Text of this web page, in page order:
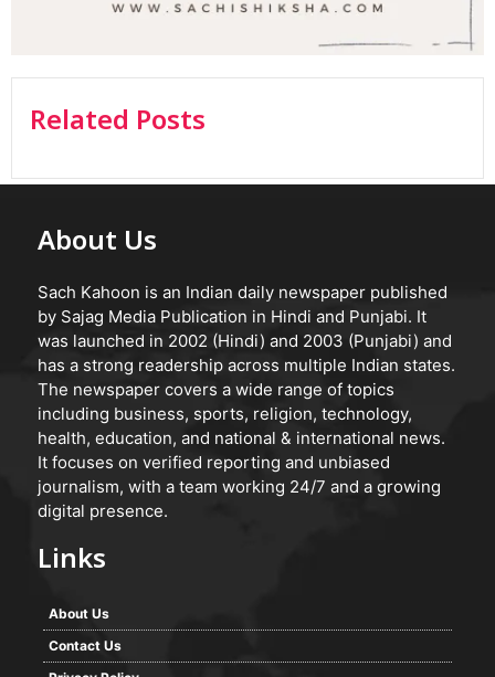
Related Posts
About Us
Sach Kahoon is an Indian daily newspaper published
by Sajag Media Publication in Hindi and Punjabi. It
was launched in 2002 (Hindi) and 2003 (Punjabi) and
has a strong readership across multiple Indian states.
The newspaper covers a wide range of topics
including business, sports, religion, technology,
health, education, and national & international news.
It focuses on verified reporting and unbiased
journalism, with a team working 24/7 and a growing
digital presence.
Links
About Us
Contact Us